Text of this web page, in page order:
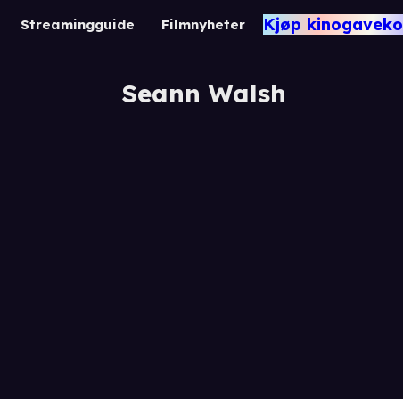
Streamingguide Filmnyheter Kjøp
Seann Walsh